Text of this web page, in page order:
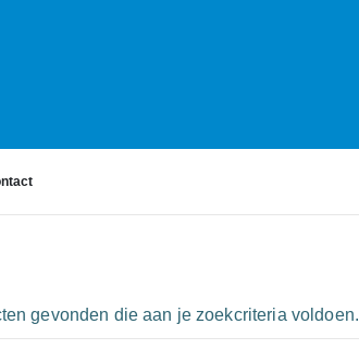
gevonden die aan je zoekcriteria voldoen.